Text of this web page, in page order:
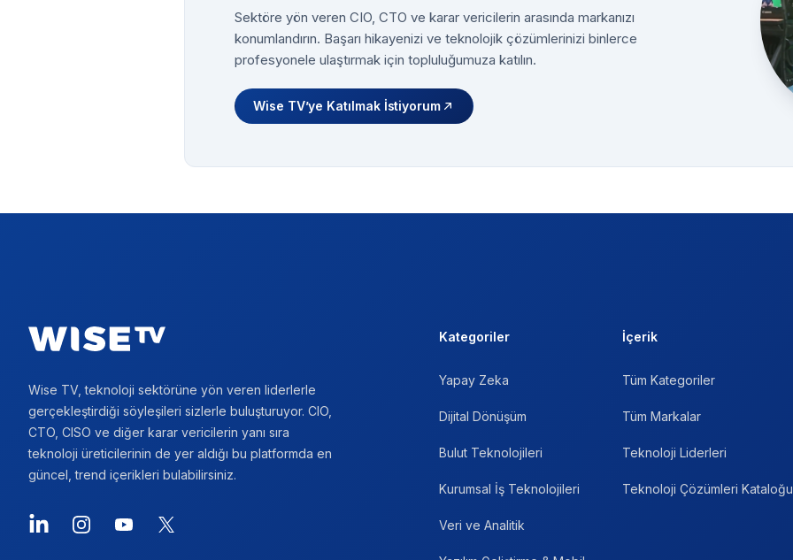
Sektöre yön veren CIO, CTO ve karar vericilerin arasında markanızı
konumlandırın. Başarı hikayenizi ve teknolojik çözümlerinizi binlerce
profesyonele ulaştırmak için topluluğumuza katılın.
Wise TV’ye Katılmak İstiyorum
Wise TV, teknoloji sektörüne yön veren liderlerle
gerçekleştirdiği söyleşileri sizlerle buluşturuyor. CIO,
CTO, CISO ve diğer karar vericilerin yanı sıra
teknoloji üreticilerinin de yer aldığı bu platformda en
güncel, trend içerikleri bulabilirsiniz.
LinkedInInstagramYouTube
X
Kategoriler
Yapay Zeka
Dijital Dönüşüm
Bulut Teknolojileri
Kurumsal İş Teknolojileri
Veri ve Analitik
İçerik
Tüm Kategoriler
Tüm Markalar
Teknoloji Liderleri
Teknoloji Çözümleri Kataloğu